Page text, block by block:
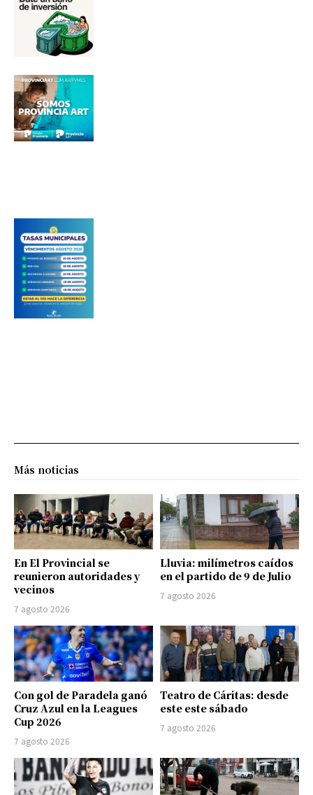
Más noticias
En El Provincial se
reunieron autoridades y
vecinos
7 agosto 2026
Lluvia: milímetros caídos
en el partido de 9 de Julio
7 agosto 2026
Con gol de Paradela ganó
Cruz Azul en la Leagues
Cup 2026
7 agosto 2026
Teatro de Cáritas: desde
este este sábado
7 agosto 2026